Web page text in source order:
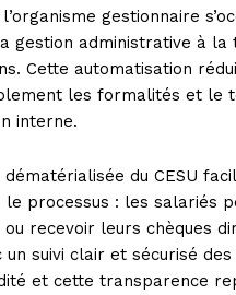
gestionnaire
gestion administrative à la
Cette automatisation
les formalités et le
interne.
dématérialisée du CESU
le processus : les salariés
recevoir leurs chèques
un suivi clair et sécurisé
et cette transparence